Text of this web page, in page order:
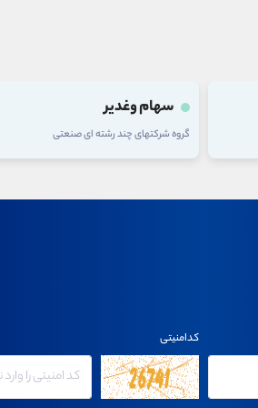
سهام فولاد
گروه فلزات اساسی
کدامنیتی